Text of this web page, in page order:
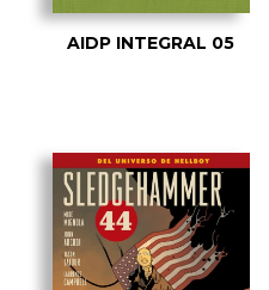
AIDP INTEGRAL 05